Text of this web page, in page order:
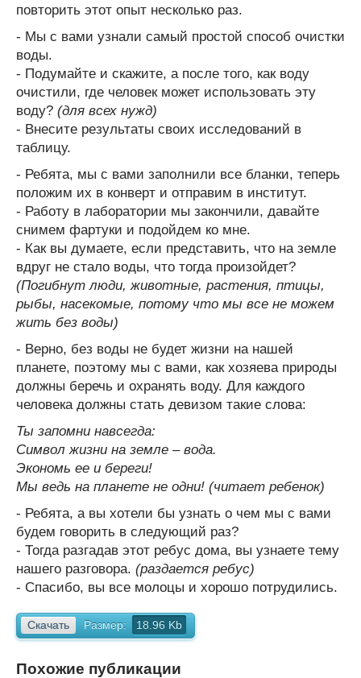
повторить этот опыт несколько раз.
- Мы с вами узнали самый простой способ очистки
воды.
- Подумайте и скажите, а после того, как воду
очистили, где человек может использовать эту
воду? (для всех нужд)
- Внесите результаты своих исследований в
таблицу.
- Ребята, мы с вами заполнили все бланки, теперь
положим их в конверт и отправим в институт.
- Работу в лаборатории мы закончили, давайте
снимем фартуки и подойдем ко мне.
- Как вы думаете, если представить, что на земле
вдруг не стало воды, что тогда произойдет?
(Погибнут люди, животные, растения, птицы,
рыбы, насекомые, потому что мы все не можем
жить без воды)
- Верно, без воды не будет жизни на нашей
планете, поэтому мы с вами, как хозяева природы
должны беречь и охранять воду. Для каждого
человека должны стать девизом такие слова:
Ты запомни навсегда:
Символ жизни на земле – вода.
Экономь ее и береги!
Мы ведь на планете не одни! (читает ребенок)
- Ребята, а вы хотели бы узнать о чем мы с вами
будем говорить в следующий раз?
- Тогда разгадав этот ребус дома, вы узнаете тему
нашего разговора. (раздается ребус)
- Спасибо, вы все молоцы и хорошо потрудились.
Скачать Размер: 18.96 Kb
Похожие публикации